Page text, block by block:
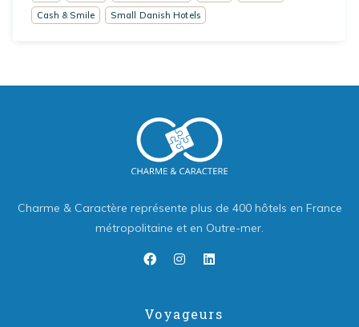
Cash & Smile
Small Danish Hotels
Charme & Caractère représente plus de 400 hôtels en France
métropolitaine et en Outre-mer.
Voyageurs